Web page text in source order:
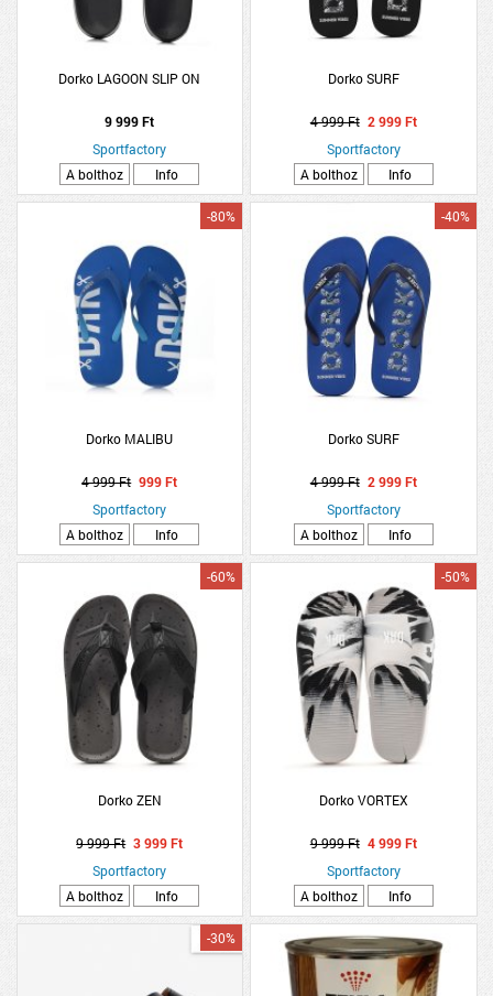
Dorko LAGOON SLIP ON
9 999 Ft
Sportfactory
A bolthoz
Info
Dorko SURF
4 999 Ft 2 999 Ft
Sportfactory
A bolthoz
Info
Dorko MALIBU
-80%
4 999 Ft 999 Ft
Sportfactory
A bolthoz
Info
Dorko SURF
-40%
4 999 Ft 2 999 Ft
Sportfactory
A bolthoz
Info
Dorko ZEN
-60%
9 999 Ft 3 999 Ft
Sportfactory
A bolthoz
Info
Dorko VORTEX
-50%
9 999 Ft 4 999 Ft
Sportfactory
A bolthoz
Info
-30%